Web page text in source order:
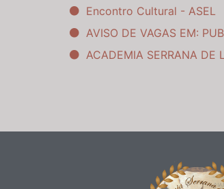
Encontro Cultural - ASEL
AVISO DE VAGAS EM:
ACADEMIA SERRANA DE